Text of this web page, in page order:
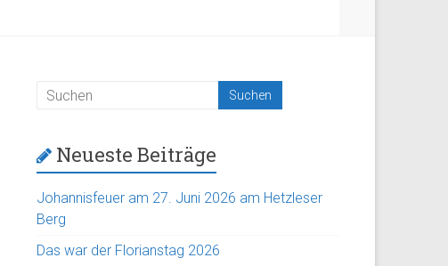
Neueste Beiträge
Johannisfeuer am 27. Juni 2026 am Hetzleser
Berg
Das war der Florianstag 2026